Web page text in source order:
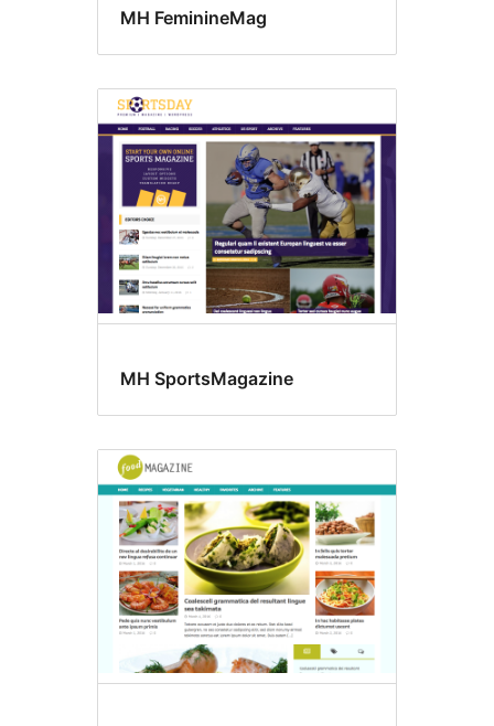
MH FeminineMag
MH SportsMagazine